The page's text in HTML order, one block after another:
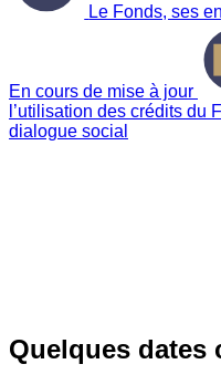
Le Fonds, ses
En cours de mise à jour
l’utilisation des crédits du
dialogue social
Quelques dates